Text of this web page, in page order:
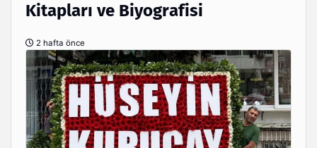
Kitapları ve Biyografisi
2 hafta önce